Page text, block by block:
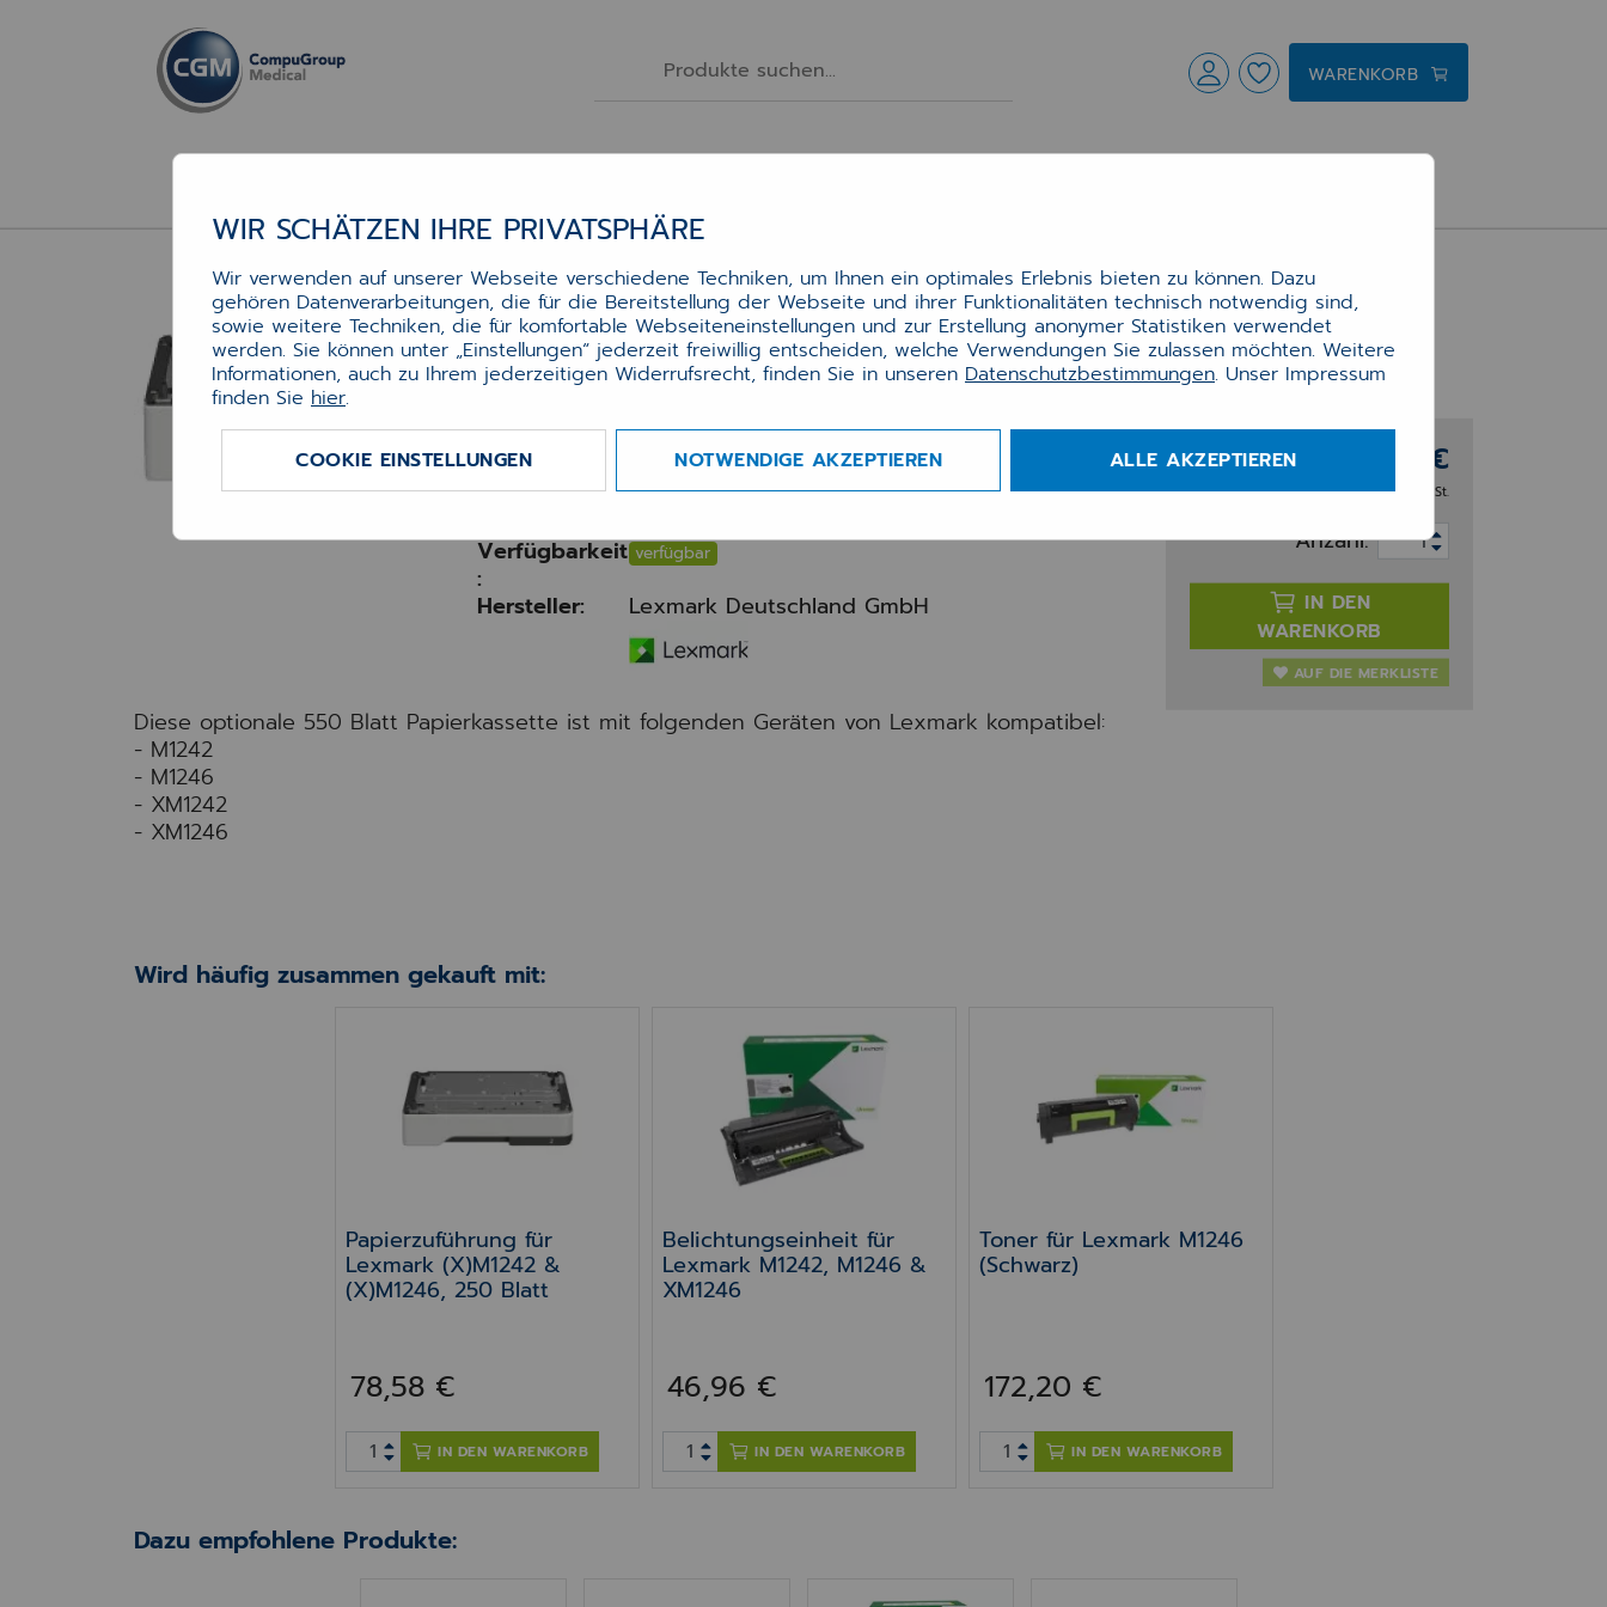
WARENKORB
Papierzuführung für Lexmark
(X)M1242 & (X)M1246, 550 Blatt
Optionale Papierkassette für bis zu 550 Blatt.
Druckers über die maximale Anzahl der kompatiblen
Papierzuführungen.
Verfügbarkeit
:
verfügbar
Hersteller: Lexmark Deutschland GmbH
Diese optionale 550 Blatt Papierkassette ist mit folgenden Geräten von Lexmark kompatibel:
- M1242
- M1246
- XM1242
- XM1246
120,59 €
zzgl. 19% MwSt.
Anzahl:
IN DEN
WARENKORB
AUF DIE MERKLISTE
Wird häufig zusammen gekauft mit:
Papierzuführung für Lexmark (X)M1242 & (X)M1246, 250 Blatt
Papierzuführung für
Lexmark (X)M1242 &
(X)M1246, 250 Blatt
78,58 €
IN DEN WARENKORB
Belichtungseinheit für Lexmark M1242, M1246 & XM1246
Belichtungseinheit für
Lexmark M1242, M1246 &
XM1246
46,96 €
IN DEN WARENKORB
Toner für Lexmark M1246
(Schwarz)
172,20 €
IN DEN WARENKORB
Dazu empfohlene Produkte:
WIR SCHÄTZEN IHRE PRIVATSPHÄRE
Wir verwenden auf unserer Webseite verschiedene Techniken, um Ihnen ein optimales Erlebnis bieten zu können. Dazu
gehören Datenverarbeitungen, die für die Bereitstellung der Webseite und ihrer Funktionalitäten technisch notwendig sind,
sowie weitere Techniken, die für komfortable Webseiteneinstellungen und zur Erstellung anonymer Statistiken verwendet
werden. Sie können unter „Einstellungen“ jederzeit freiwillig entscheiden, welche Verwendungen Sie zulassen möchten. Weitere
Informationen, auch zu Ihrem jederzeitigen Widerrufsrecht, finden Sie in unseren Datenschutzbestimmungen. Unser Impressum
finden Sie hier.
COOKIE EINSTELLUNGEN NOTWENDIGE AKZEPTIEREN ALLE AKZEPTIEREN